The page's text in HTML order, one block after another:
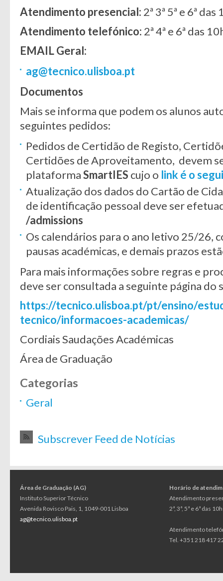
Atendimento presencial: 2ª 3ª 5ª e 6ª
Atendimento telefónico: 2ª 4ª e 6ª das
EMAIL Geral:
ag@tecnico.ulisboa.pt
Documentos
Mais se informa que podem os alunos
seguintes pedidos:
Pedidos de Certidão de Registo,
Certidões de Aproveitamento, devem
plataformaSmartIES cujo o link é o
Atualização dos dados do Cartão de
de identificação pessoal deve ser
/admissions
Os calendários para o ano letivo 25/26,
pausas académicas, e demais prazos
Para mais informações sobre regras e
deve ser consultada a seguinte página do
https://tecnico.ulisboa.pt/pt/ensino/
tecnico/informacoes-academicas/
Cordiais Saudações Académicas
Área de Graduação
Categorias
Geral
Subscrever Feed de Notícias
Área de Graduação (AG)
Instituto Superior Técnico
Avenida Rovisco Pais, 1, 1049-001 Lisboa
ag@tecnico.ulisboa.pt
Horário de
Atendimento
2ª, 3ª, 5ª e 6ª das
Atendimento
Tel. +351 218 417